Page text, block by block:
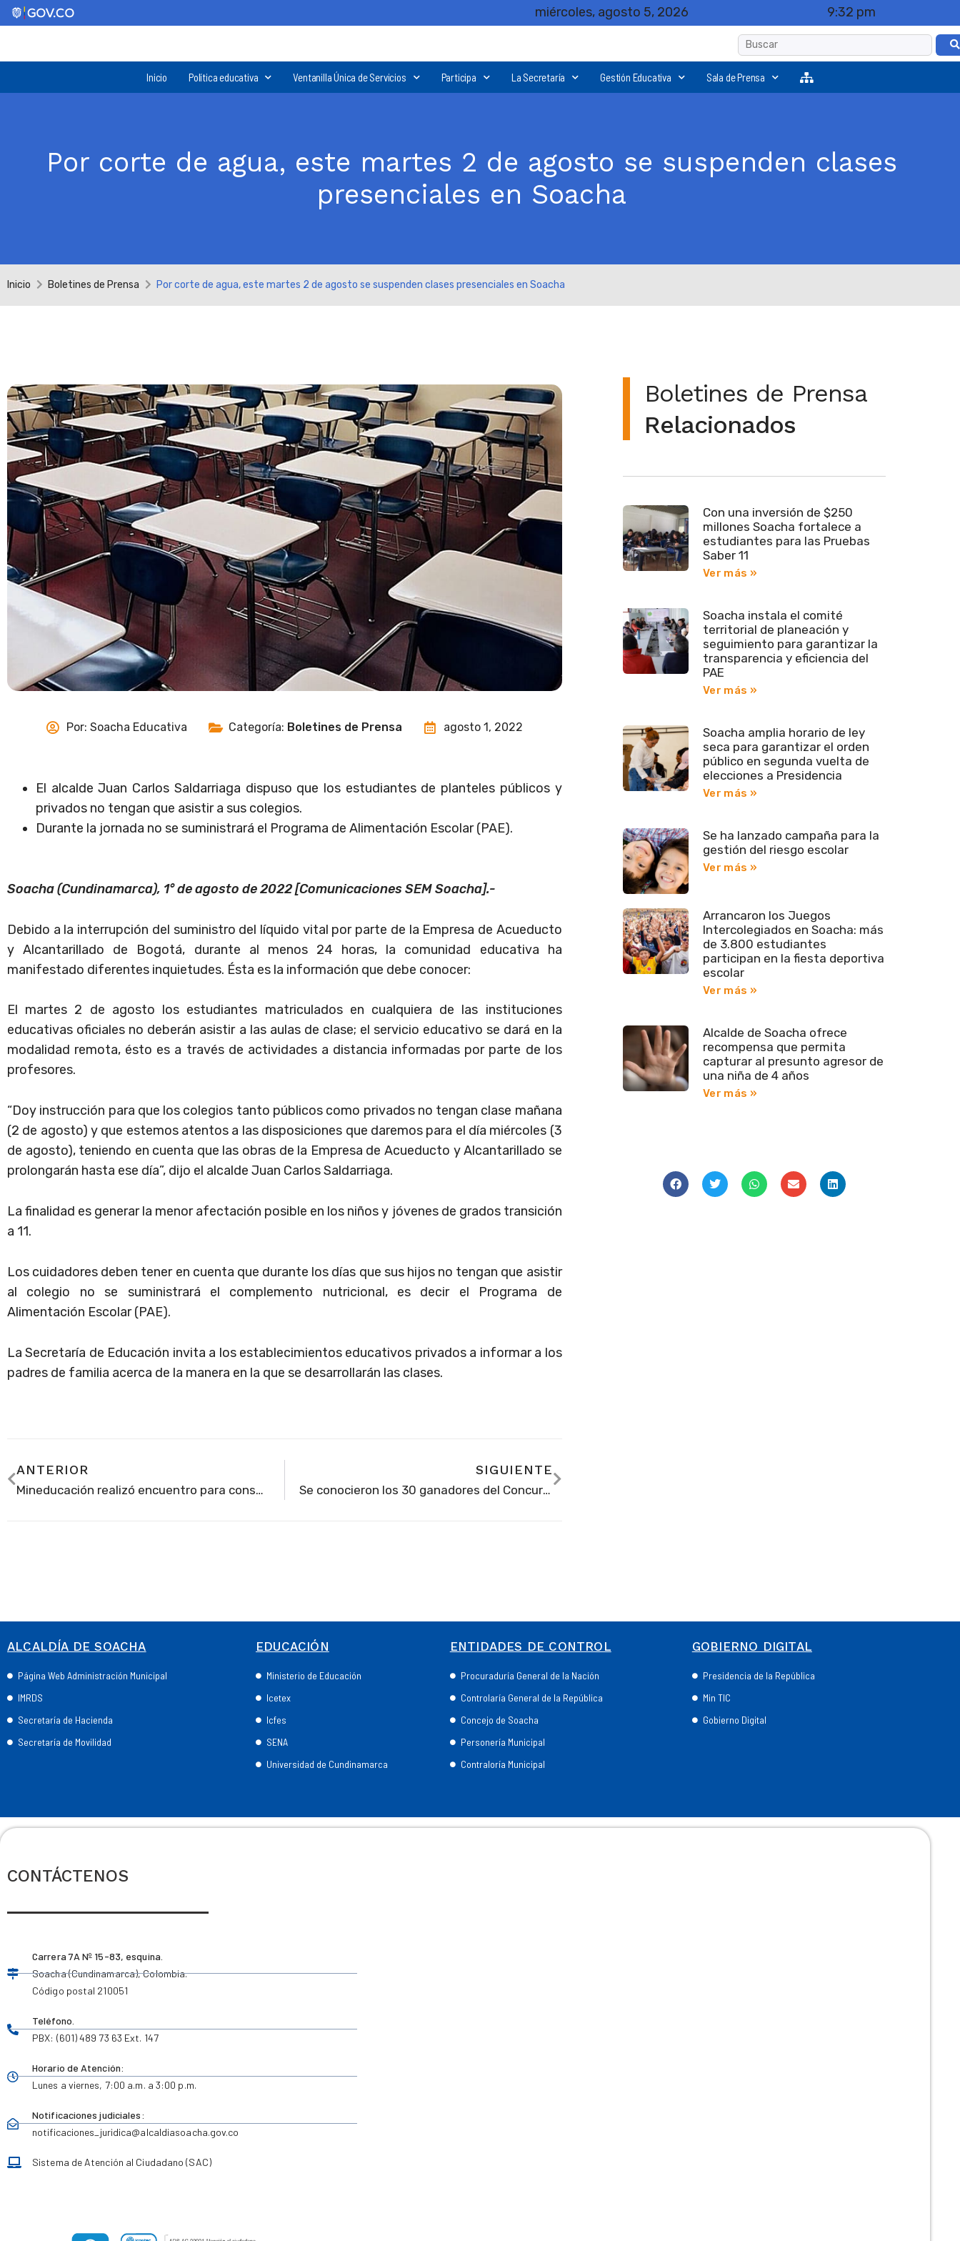
miércoles, agosto 5, 2026 9:32 pm
Inicio Política educativa Ventanilla Única de Servicios Participa La Secretaría Gestión Educativa Sala de Prensa
Por corte de agua, este martes 2 de agosto se suspenden clases
presenciales en Soacha
Inicio Boletines de Prensa Por corte de agua, este martes 2 de agosto se suspenden clases presenciales en Soacha
Por: Soacha Educativa Categoría: Boletines de Prensa agosto 1, 2022
El alcalde Juan Carlos Saldarriaga dispuso que los estudiantes de planteles públicos y
privados no tengan que asistir a sus colegios.
Durante la jornada no se suministrará el Programa de Alimentación Escolar (PAE).
Soacha (Cundinamarca), 1° de agosto de 2022 [Comunicaciones SEM Soacha].-
Debido a la interrupción del suministro del líquido vital por parte de la Empresa de Acueducto
y Alcantarillado de Bogotá, durante al menos 24 horas, la comunidad educativa ha
manifestado diferentes inquietudes. Ésta es la información que debe conocer:
El martes 2 de agosto los estudiantes matriculados en cualquiera de las instituciones
educativas oficiales no deberán asistir a las aulas de clase; el servicio educativo se dará en la
modalidad remota, ésto es a través de actividades a distancia informadas por parte de los
profesores.
“Doy instrucción para que los colegios tanto públicos como privados no tengan clase mañana
(2 de agosto) y que estemos atentos a las disposiciones que daremos para el día miércoles (3
de agosto), teniendo en cuenta que las obras de la Empresa de Acueducto y Alcantarillado se
prolongarán hasta ese día”, dijo el alcalde Juan Carlos Saldarriaga.
La finalidad es generar la menor afectación posible en los niños y jóvenes de grados transición
a 11.
Los cuidadores deben tener en cuenta que durante los días que sus hijos no tengan que asistir
al colegio no se suministrará el complemento nutricional, es decir el Programa de
Alimentación Escolar (PAE).
La Secretaría de Educación invita a los establecimientos educativos privados a informar a los
padres de familia acerca de la manera en la que se desarrollarán las clases.
ANTERIOR
Mineducación realizó encuentro para consolidar y reconocer la educación STEM en los territorios de Colombia; Soacha participó
SIGUIENTE
Se conocieron los 30 ganadores del Concurso Nacional de Escritura, ‘Colombia territorio de historias’
Boletines de Prensa
Relacionados
Con una inversión de $250
millones Soacha fortalece a
estudiantes para las Pruebas
Saber 11
Ver más »
Soacha instala el comité
territorial de planeación y
seguimiento para garantizar la
transparencia y eficiencia del
PAE
Ver más »
Soacha amplia horario de ley
seca para garantizar el orden
público en segunda vuelta de
elecciones a Presidencia
Ver más »
Se ha lanzado campaña para la
gestión del riesgo escolar
Ver más »
Arrancaron los Juegos
Intercolegiados en Soacha: más
de 3.800 estudiantes
participan en la fiesta deportiva
escolar
Ver más »
Alcalde de Soacha ofrece
recompensa que permita
capturar al presunto agresor de
una niña de 4 años
Ver más »
ALCALDÍA DE SOACHA
Página Web Administración Municipal
IMRDS
Secretaría de Hacienda
Secretaría de Movilidad
EDUCACIÓN
Ministerio de Educación
Icetex
Icfes
SENA
Universidad de Cundinamarca
ENTIDADES DE CONTROL
Procuraduría General de la Nación
Controlaría General de la República
Concejo de Soacha
Personería Municipal
Contraloría Municipal
GOBIERNO DIGITAL
Presidencia de la República
Min TIC
Gobierno Digital
CONTÁCTENOS
Carrera 7A Nº 15-83, esquina.
Soacha (Cundinamarca), Colombia.
Código postal 210051
Teléfono.
PBX: (601) 489 73 63 Ext. 147
Horario de Atención:
Lunes a viernes, 7:00 a.m. a 3:00 p.m.
Notificaciones judiciales:
notificaciones_juridica@alcaldiasoacha.gov.co
Sistema de Atención al Ciudadano (SAC)